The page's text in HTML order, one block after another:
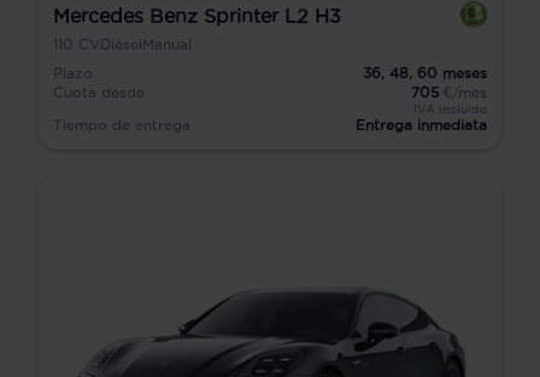
Mercedes Benz Sprinter L2 H3
110 CVDiéselManual
Plazo
36, 48, 60 meses
Cuota desde
705 €/mes
IVA incluido
Tiempo de entrega Entrega inmediata